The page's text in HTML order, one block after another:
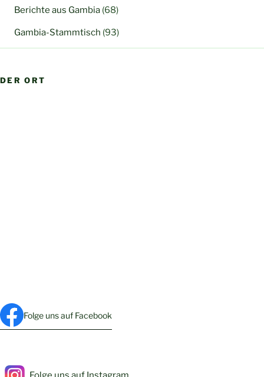
Berichte aus Gambia (68)
Gambia-Stammtisch (93)
DER ORT
Folge uns auf Facebook